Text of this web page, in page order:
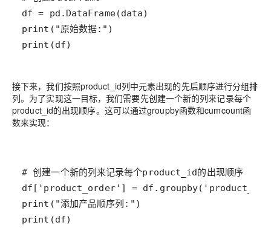
print(df)
接下来，我们按照product_id列中元素出现的先后顺序进行分组排
列。为了实现这一目标，我们需要先创建一个新的列来记录每个
product_id的出现顺序。这可以通过groupby函数和cumcount函
数来实现：
print(df)